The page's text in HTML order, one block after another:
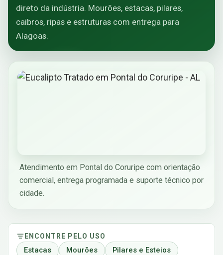
direto da indústria. Mourões, estacas, pilares,
caibros, ripas e estruturas com entrega para
Alagoas.
Atendimento em Pontal do Coruripe com orientação
comercial, entrega programada e suporte técnico por
cidade.
ENCONTRE PELO USO
Estacas Mourões
Pilares e Esteios